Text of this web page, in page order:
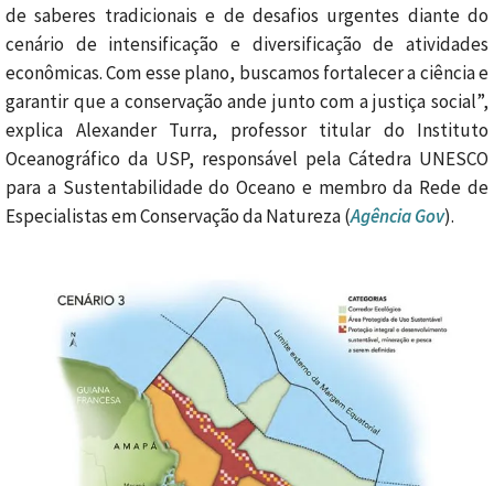
de saberes tradicionais e de desafios urgentes diante do
cenário de intensificação e diversificação de atividades
econômicas. Com esse plano, buscamos fortalecer a ciência e
garantir que a conservação ande junto com a justiça social”,
explica Alexander Turra, professor titular do Instituto
Oceanográfico da USP, responsável pela Cátedra UNESCO
para a Sustentabilidade do Oceano e membro da Rede de
Especialistas em Conservação da Natureza (Agência Gov).